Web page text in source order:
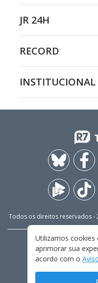
JR 24H
RECORD
INSTITUCIONAL
Todos os direitos reservados -
FALE
TERMOS E
Utilizamos cookies
aprimorar sua
acordo com o